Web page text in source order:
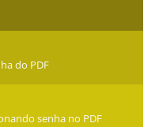
do PDF
senha no PDF